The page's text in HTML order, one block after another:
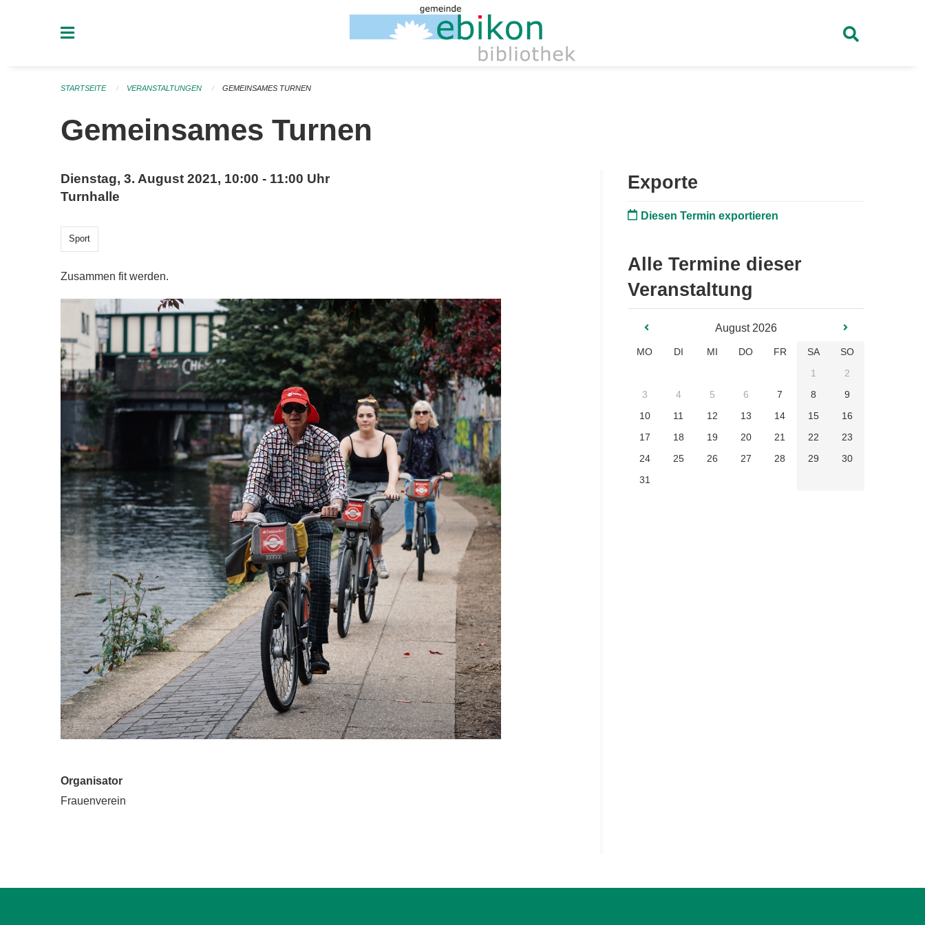
STARTSEITE VERANSTALTUNGEN GEMEINSAMES TURNEN
Gemeinsames Turnen
Dienstag, 3. August 2021, 10:00 - 11:00 Uhr
Turnhalle
Sport
Zusammen fit werden.
Organisator
Frauenverein
Exporte
Diesen Termin exportieren
Alle Termine dieser
Veranstaltung
August 2026
MO DI MI DO FR SA
SO
1
2
3
4 5 6 7 8
9
10
11 12 13 14 15
16
17
18 19 20 21 22
23
24
25 26 27 28 29
30
31